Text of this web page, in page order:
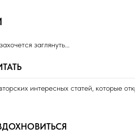
заглянуть...
интересных статей, которые